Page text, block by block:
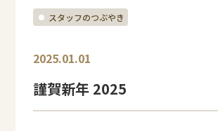
スタッフのつぶやき
2025.01.01
謹賀新年 2025